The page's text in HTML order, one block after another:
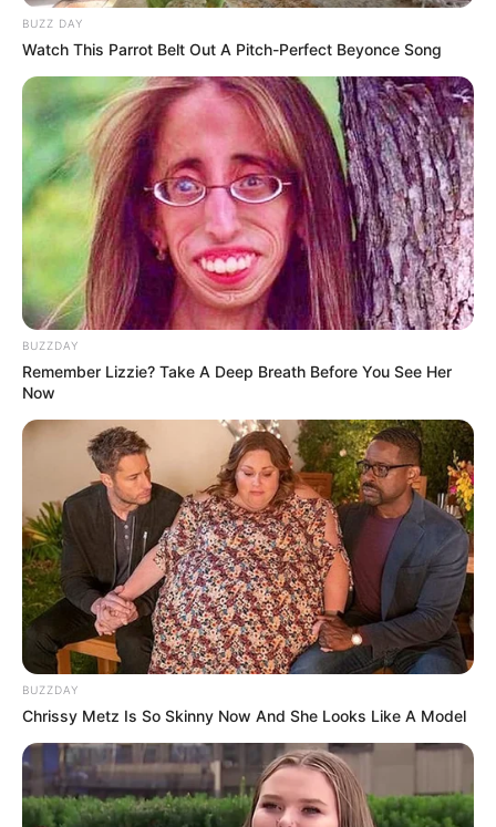
Langka Banget! 10 Pose Lucu
Katak yang Bikin Ketawa
Gemes
Ambyar! 10 Kalimat Baper
Pakai Bahasa Jawa Ini Bikin
Galau Abis
Fail! 10 Potret Makanan Gagal
Dimasak yang Bikin Kamu
Nggak Selera
BUZZ DAY
Watch This Parrot Belt Out A Pitch-Perfect Beyonce Song
BUZZDAY
Remember Lizzie? Take A Deep Breath Before You See Her
Now
BUZZDAY
Chrissy Metz Is So Skinny Now And She Looks Like A Model